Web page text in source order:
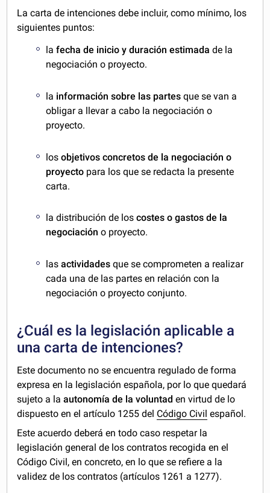
La carta de intenciones debe incluir, como mínimo, los
siguientes puntos:
lafecha de inicio y duración estimada de la
negociación o proyecto.
la información sobre las partes que se van a
obligar a llevar a cabo la negociación o
proyecto.
losobjetivos concretos de la negociación o
proyecto para los que se redacta la presente
carta.
la distribución de loscostes o gastos de la
negociación o proyecto.
lasactividadesque se comprometen a realizar
cada una de las partes en relación con la
negociación o proyecto conjunto.
¿Cuál es la legislación aplicable a
una carta de intenciones?
Este documento no se encuentra regulado de forma
expresa en la legislación española, por lo que quedará
sujeto a laautonomía de la voluntad en virtud de lo
dispuesto en el artículo 1255 del Código Civil español.
Este acuerdo deberá en todo caso respetar la
legislación general de los contratos recogida en el
Código Civil, en concreto, en lo que se refiere a la
validez de los contratos (artículos 1261 a 1277).